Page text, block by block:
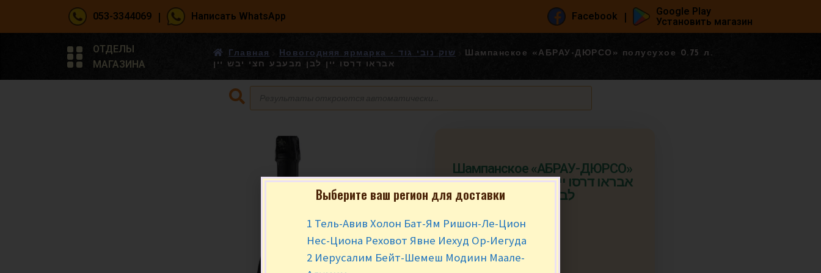
053-3344069 | Написать WhatsApp Facebook |
Google Play
Установить магазин
ОТДЕЛЫ
МАГАЗИНА
Главная Новогодняя ярмарка - שוק נובי גוד
Шампанское «АБРАУ-ДЮРСО» полусухое 0.75 л.
אבראו דרסו יין לבן מבעבע חצי יבש יין
Шампанское «АБРАУ-ДЮРСО»
полусухое 0.75 л. אבראו דרסו יין
לבן מבעבע חצי יבש יין
₪47.90 за шт.
В наличии
Выберите ваш регион для доставки
1 Тель-Авив Холон Бат-Ям Ришон-Ле-Цион
Нес-Циона Реховот Явне Иехуд Ор-Иегуда
2 Иерусалим Бейт-Шемеш Модиин Маале-